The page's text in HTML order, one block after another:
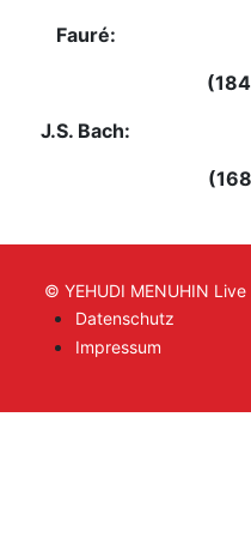
Fauré:
J.S. Bach: Air
© YEHUDI MENUHIN
Datenschutz
Impressum